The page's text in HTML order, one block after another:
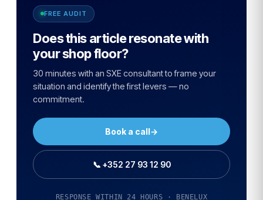
FREE AUDIT
Does this article resonate with
your shop floor?
30 minutes with an SXE consultant to frame your
situation and identify the first levers — no
commitment.
Book a call→
📞 +352 27 93 12 90
RESPONSE WITHIN 24 HOURS · BENELUX